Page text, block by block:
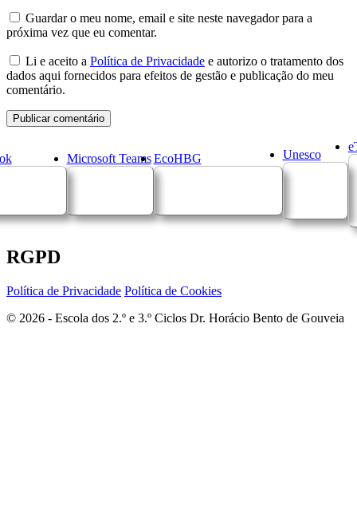
Guardar o meu nome, email e site neste navegador para a
próxima vez que eu comentar.
Li e aceito a Política de Privacidade e autorizo o tratamento dos
dados aqui fornecidos para efeitos de gestão e publicação do meu
comentário.
Microsoft Teams EcoHBG Unesco
RGPD
Política de Privacidade Política de Cookies
© 2026 - Escola dos 2.º e 3.º Ciclos Dr. Horácio Bento de Gouveia